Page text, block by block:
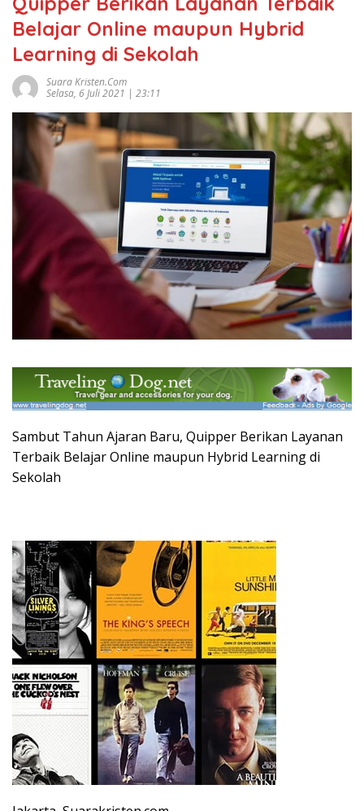
Belajar Online maupun Hybrid
Learning di Sekolah
Suara Kristen.com
Selasa, 6 Juli 2021 | 23:11
Sambut Tahun Ajaran Baru, Quipper Berikan Layanan
Terbaik Belajar Online maupun Hybrid Learning di
Sekolah